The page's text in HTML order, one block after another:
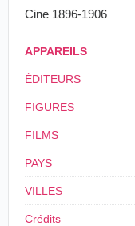
Cine 1896-1906
APPAREILS
ÉDITEURS
FIGURES
FILMS
PAYS
VILLES
Crédits